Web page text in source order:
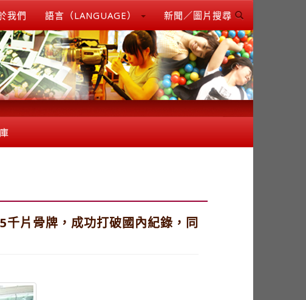
我們 語言（LANGUAGE） 新聞／圖片搜尋
片骨牌，成功打破國內紀錄，同